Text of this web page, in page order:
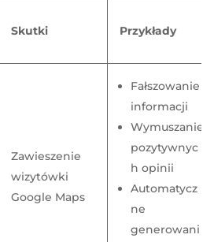
Skutki Przykłady
Zawieszenie
wizytówki
Google Maps
Fałszowanie
informacji
Wymuszanie
pozytywnyc
h opinii
Automatycz
ne
generowani